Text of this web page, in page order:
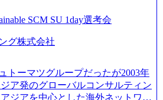
、多様なスキルを1社で身に着ける
用を内包かする「オールインハウ
カウトや社内公募制度を用いて主
b849-1cd107c4f488_1200x698.web
内装8億円超のかっこいいオフィ
るランキング、新卒注目ランキン
んに行う 採用資料 (https://www.ac
女性の活躍につ
brochure.pdf#zoom=50) 社員発信
jp-ja/blogs/japan-
る「105点経営」 (https://business.ni
SCM SU 1day選考会
グ株式会社
トーマツグループだったが2003年
ア発のグローバルコンサルティン
ジアを中心とした海外ネットワー